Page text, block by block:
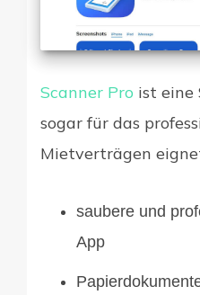
Scanner Pro ist eine
sogar für das
Mietverträgen
saubere und
App